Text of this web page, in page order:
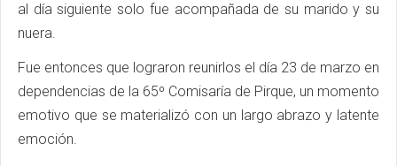
al día siguiente solo fue acompañada de su marido y su
nuera.
Fue entonces que lograron reunirlos el día 23 de marzo en
dependencias de la 65º Comisaría de Pirque, un momento
emotivo que se materializó con un largo abrazo y latente
emoción.